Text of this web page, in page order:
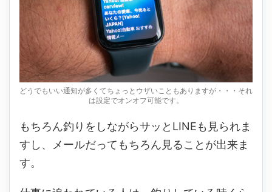
どうでもいい通知が多くてちょっとウザいこともありますが・・・それ
は設定でオンオフ可能です。
もちろん釣りをしながらサッとLINEも見られま
すし、メールだってもちろん見ることが出来ま
す。